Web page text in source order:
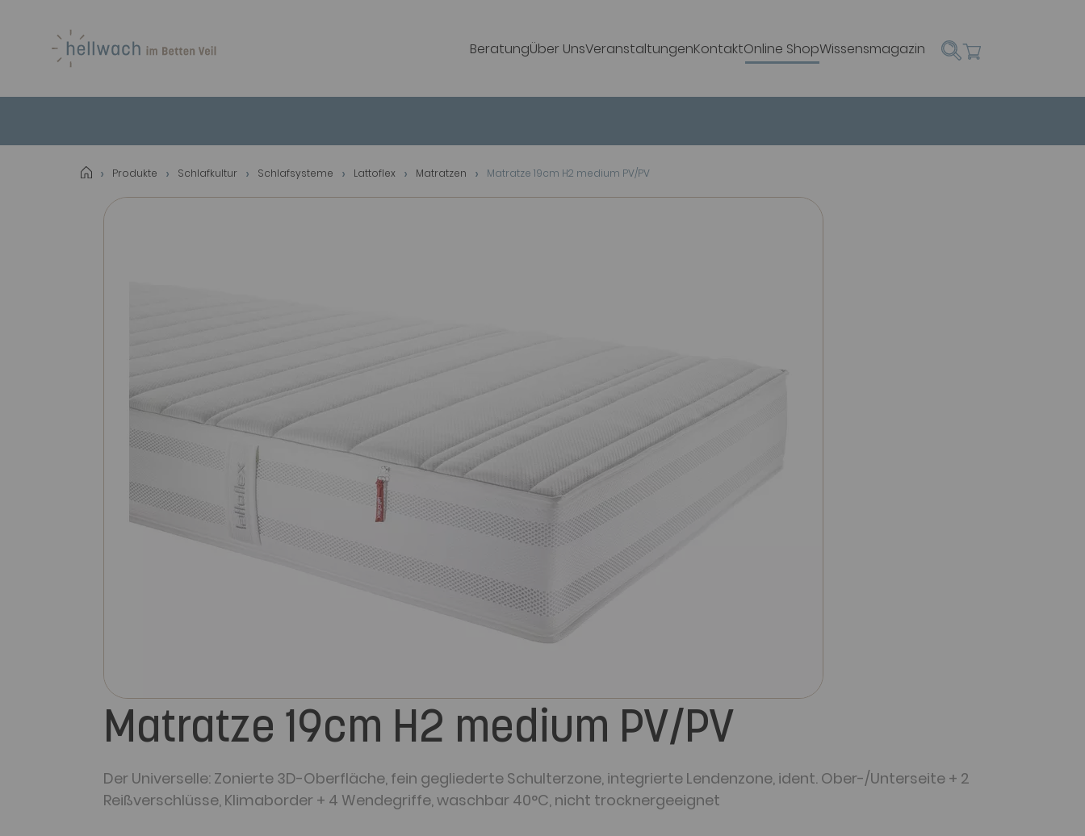
BeratungÜber UnsVeranstaltungenKontaktOnline ShopWissensmagazin
Produkte Schlafkultur Schlafsysteme Lattoflex Matratzen Matratze 19cm H2 medium PV/PV
Matratze 19cm H2 medium PV/PV
Der Universelle: Zonierte 3D-Oberfläche, fein gegliederte Schulterzone, integrierte Lendenzone, ident. Ober-/Unterseite + 2
Reißverschlüsse, Klimaborder + 4 Wendegriffe, waschbar 40°C, nicht trocknergeeignet